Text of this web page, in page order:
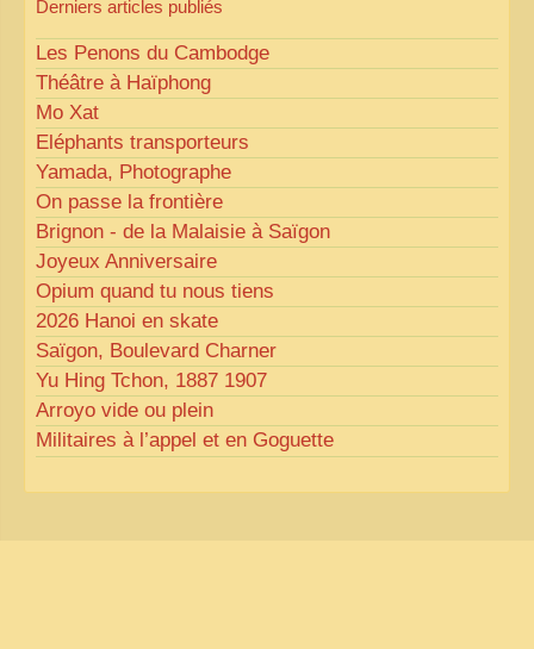
Derniers articles publiés
Les Penons du Cambodge
Théâtre à Haïphong
Mo Xat
Eléphants transporteurs
Yamada, Photographe
On passe la frontière
Brignon - de la Malaisie à Saïgon
Joyeux Anniversaire
Opium quand tu nous tiens
2026 Hanoi en skate
Saïgon, Boulevard Charner
Yu Hing Tchon, 1887 1907
Arroyo vide ou plein
Militaires à l’appel et en Goguette